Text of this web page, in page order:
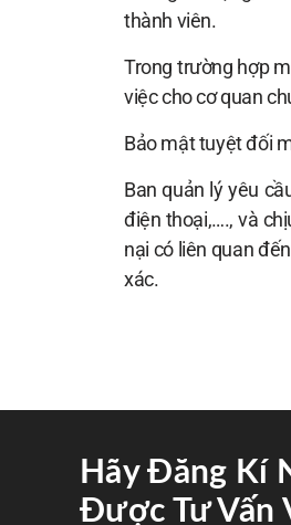
thành viên.
Trong trường hợp
việc cho cơ quan
Bảo mật tuyệt đối
Ban quản lý yêu
điện thoại,…., và
nại có liên quan
xác.
Hãy Đăng Kí
Được Tư Vấn